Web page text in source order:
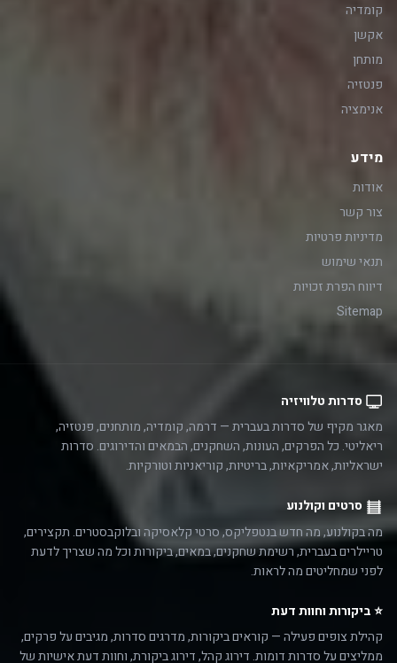
קומדיה
אקשן
מותחן
פנטזיה
אנימציה
מידע
אודות
צור קשר
מדיניות פרטיות
תנאי שימוש
דיווח הפרת זכויות
Sitemap
סדרות טלוויזיה
מאגר מקיף של סדרות בעברית — דרמה, קומדיה, מותחנים, פנטזיה,
ריאליטי. כל הפרקים, העונות, השחקנים, הבמאים והדירוגים. סדרות
ישראליות, אמריקאיות, בריטיות, קוריאניות וטורקיות.
סרטים וקולנוע
מה בקולנוע, מה חדש בנטפליקס, סרטי קלאסיקה ובלוקבסטרים. תקצירים,
טריילרים בעברית, רשימת שחקנים, במאים, ביקורות וכל מה שצריך לדעת
לפני שמחליטים מה לראות.
⭐ ביקורות וחוות דעת
קהילת צופים פעילה — קוראים ביקורות, מדרגים סדרות, מגיבים על פרקים,
ממליצים על סדרות דומות. דירוג קהל, דירוג ביקורת, וחוות דעת אישיות של